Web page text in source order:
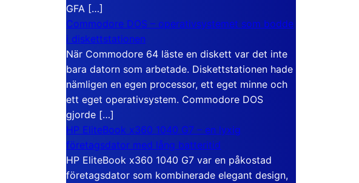
GFA […]
Commodore DOS – operativsystemet som bodde
i diskettstationen
När Commodore 64 läste en diskett var det inte
bara datorn som arbetade. Diskettstationen hade
nämligen en egen processor, ett eget minne och
ett eget operativsystem. Commodore DOS
gjorde […]
HP EliteBook x360 1040 G7 – en lyxig
företagsdator med lång batteritid
HP EliteBook x360 1040 G7 var en påkostad
företagsdator som kombinerade elegant design,